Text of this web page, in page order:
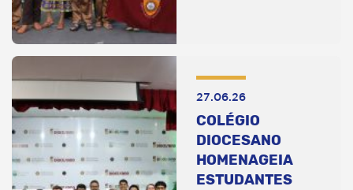
27.06.26
COLÉGIO
DIOCESANO
HOMENAGEIA
ESTUDANTES